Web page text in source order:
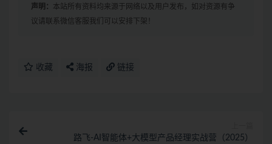
声明： 本站所有资料均来源于网络以及用户发布，如对资源有争
议请联系微信客服我们可以安排下架！
收藏 海报 链接
路飞-AI智能体+大模型产品经理实战营（2025）